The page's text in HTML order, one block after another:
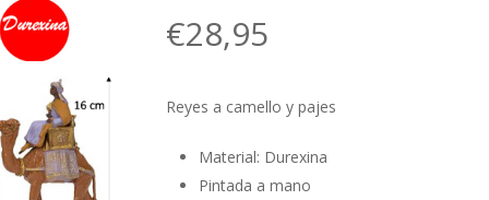
€28,95
Reyes a camello y pajes
Material: Durexina
Pintada a mano